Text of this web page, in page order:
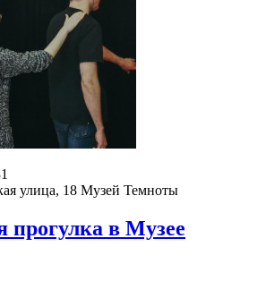
улица, 18 Музей Темноты
прогулка в Музее